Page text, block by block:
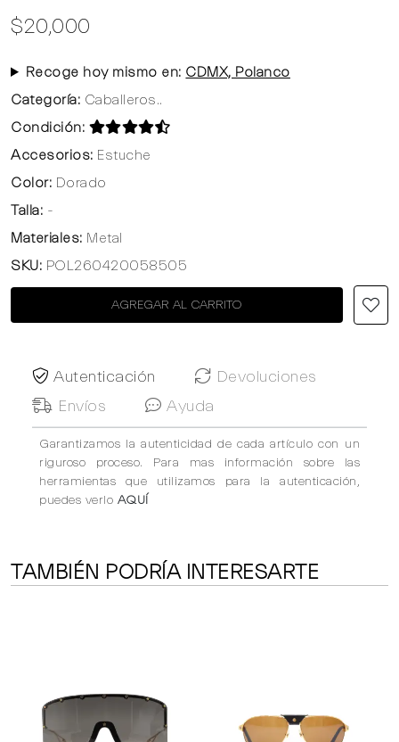
$20,000
Recoge hoy mismo en: CDMX, Polanco
Categoría: Caballeros..
Condición:
Accesorios: Estuche
Color: Dorado
Talla: -
Materiales: Metal
SKU: POL260420058505
AGREGAR AL CARRITO
Autenticación
Devoluciones
Envíos
Ayuda
Garantizamos la autenticidad de cada artículo con un
riguroso proceso. Para mas información sobre las
herramientas que utilizamos para la autenticación,
puedes verlo AQUÍ
TAMBIÉN PODRÍA INTERESARTE